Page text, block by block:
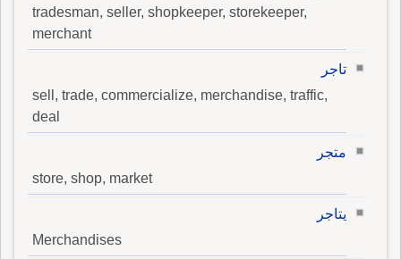
tradesman, seller, shopkeeper, storekeeper,
merchant
تاجر
sell, trade, commercialize, merchandise, traffic,
deal
متجر
store, shop, market
يتاجر
Merchandises